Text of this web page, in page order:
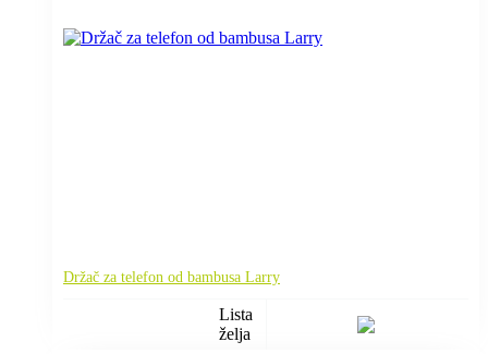
Držač za telefon od bambusa Larry
Lista
želja